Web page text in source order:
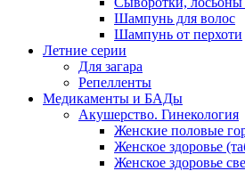
Шампунь для волос
Шампунь от перхоти
Летние серии
Для загара
Репелленты
Медикаменты и БАДы
Акушерство. Гинекология
Женские половые
Женское здоровье
Женское здоровье